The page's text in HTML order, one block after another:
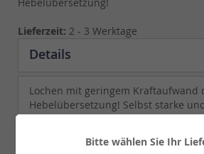
Bitte wählen Sie Ihr
Lieferzeit: 2 - 3 Werktage
Details
Lochen mit geringem Kraftaufwand
Hebelübersetzung! Selbst starke
Materialien lassen sich jetzt
handlichen Kunststoffgriffen.